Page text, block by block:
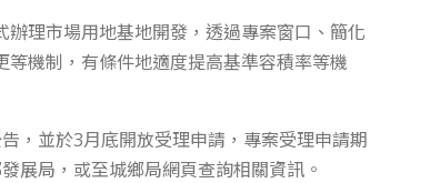
理市場用地基地開發，透過專案窗口、簡化
機制，有條件地適度提高基準容積率等機
，並於3月底開放受理申請，專案受理申請期
展局，或至城鄉局網頁查詢相關資訊。